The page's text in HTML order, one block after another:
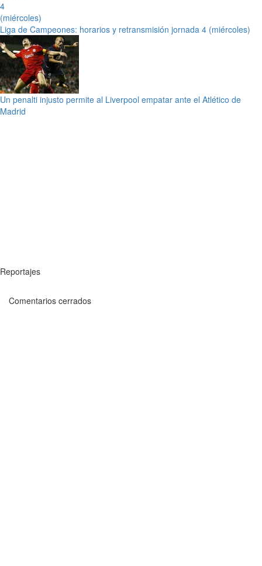
Liga de Campeones: horarios y retransmisión jornada 4 (miércoles)
Un penalti injusto permite al Liverpool empatar ante el Atlético de
Madrid
Reportajes
Comentarios cerrados